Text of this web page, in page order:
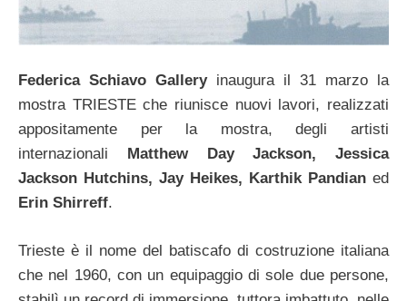
Federica Schiavo Galleryinaugura il 31 marzo la
mostra TRIESTE che riunisce nuovi lavori, realizzati
appositamente per la mostra, degli artisti
internazionali
Matthew Day Jackson, Jessica
Jackson Hutchins, Jay Heikes, Karthik Pandian ed
Erin Shirreff.
Trieste è il nome del batiscafo di costruzione italiana
che nel 1960, con un equipaggio di sole due persone,